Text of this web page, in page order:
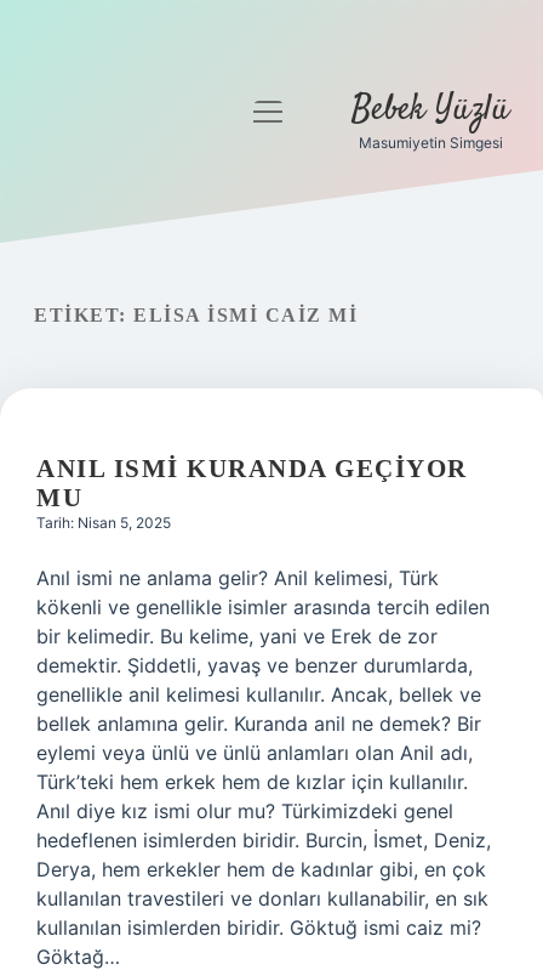
Gizlilik Politikası
menüyü
Bebek Yüzlü
Masumiyetin Simgesi
ETIKET: ELISA ISMI CAIZ MI
ANIL ISMI KURANDA GEÇIYOR
MU
Tarih: Nisan 5, 2025
Anıl ismi ne anlama gelir? Anil kelimesi, Türk
kökenli ve genellikle isimler arasında tercih edilen
bir kelimedir. Bu kelime, yani ve Erek de zor
demektir. Şiddetli, yavaş ve benzer durumlarda,
genellikle anil kelimesi kullanılır. Ancak, bellek ve
bellek anlamına gelir. Kuranda anil ne demek? Bir
eylemi veya ünlü ve ünlü anlamları olan Anil adı,
Türk’teki hem erkek hem de kızlar için kullanılır.
Anıl diye kız ismi olur mu? Türkimizdeki genel
hedeflenen isimlerden biridir. Burcin, İsmet, Deniz,
Derya, hem erkekler hem de kadınlar gibi, en çok
kullanılan travestileri ve donları kullanabilir, en sık
kullanılan isimlerden biridir. Göktuğ ismi caiz mi?
Göktağ…